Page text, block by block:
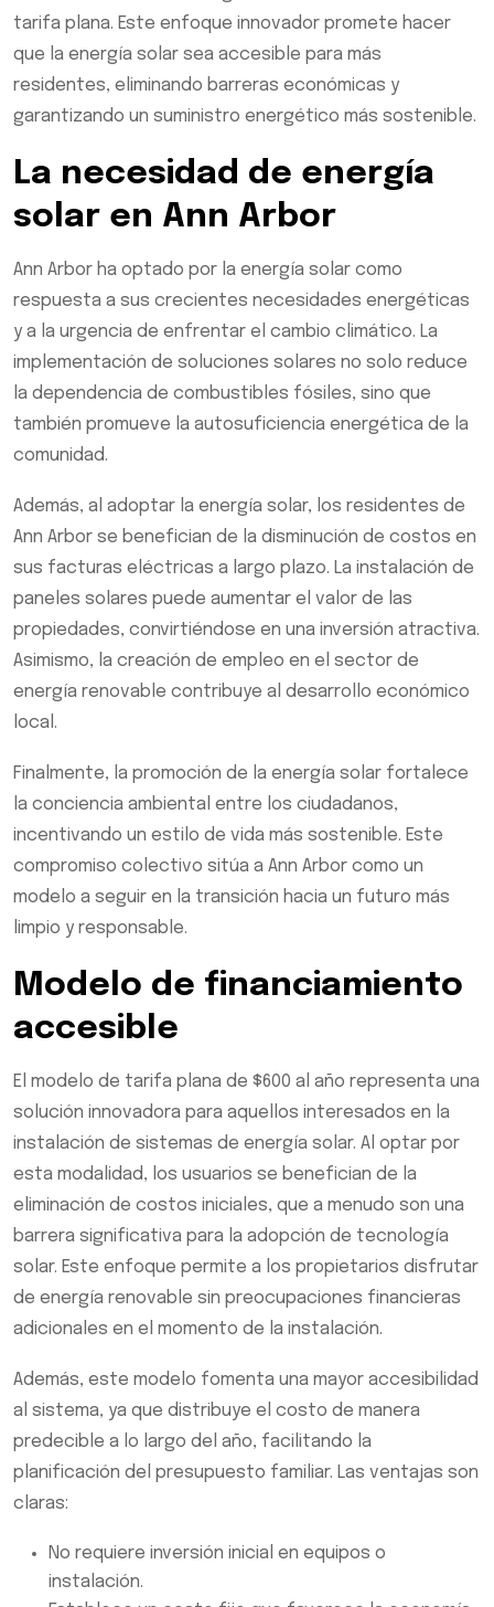
tarifa plana. Este enfoque innovador promete hacer
que la energía solar sea accesible para más
residentes, eliminando barreras económicas y
garantizando un suministro energético más sostenible.
La necesidad de energía
solar en Ann Arbor
Ann Arbor ha optado por la energía solar como
respuesta a sus crecientes necesidades energéticas
y a la urgencia de enfrentar el cambio climático. La
implementación de soluciones solares no solo reduce
la dependencia de combustibles fósiles, sino que
también promueve la autosuficiencia energética de la
comunidad.
Además, al adoptar la energía solar, los residentes de
Ann Arbor se benefician de la disminución de costos en
sus facturas eléctricas a largo plazo. La instalación de
paneles solares puede aumentar el valor de las
propiedades, convirtiéndose en una inversión atractiva.
Asimismo, la creación de empleo en el sector de
energía renovable contribuye al desarrollo económico
local.
Finalmente, la promoción de la energía solar fortalece
la conciencia ambiental entre los ciudadanos,
incentivando un estilo de vida más sostenible. Este
compromiso colectivo sitúa a Ann Arbor como un
modelo a seguir en la transición hacia un futuro más
limpio y responsable.
Modelo de financiamiento
accesible
El modelo de tarifa plana de $600 al año representa una
solución innovadora para aquellos interesados en la
instalación de sistemas de energía solar. Al optar por
esta modalidad, los usuarios se benefician de la
eliminación de costos iniciales, que a menudo son una
barrera significativa para la adopción de tecnología
solar. Este enfoque permite a los propietarios disfrutar
de energía renovable sin preocupaciones financieras
adicionales en el momento de la instalación.
Además, este modelo fomenta una mayor accesibilidad
al sistema, ya que distribuye el costo de manera
predecible a lo largo del año, facilitando la
planificación del presupuesto familiar. Las ventajas son
claras:
No requiere inversión inicial en equipos o
instalación.